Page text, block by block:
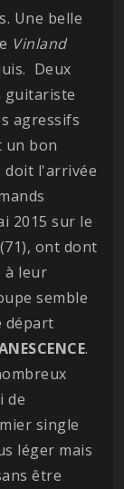
Une belle
Vinland
Deux
guitariste
agressifs
un bon
doit l'arrivée
2015 sur le
ont dont
à leur
semble
départ
.
de
single
léger mais
être